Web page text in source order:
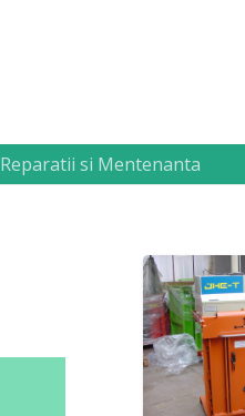
Reparatii si Mentenanta